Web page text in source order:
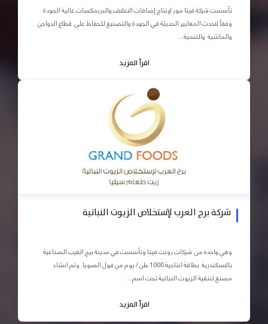
تأسست شركة فيتا مور لإنتاج إضافات الاعلاف والبريمكسات عالية الجودة
وفقاً لاحدث المعايير الحديثة في الجودة والتصنيع للحفاظ على قطاع الدواجن
والماشية والتنمية...
اقرأ المزيد
شركة برج العرب لإستخلاص الزيوت النباتية
وهي واحده من شركات رونت فيتا وتأسست في مدينة برج العرب الصناعية
بالاسكندرية بطاقة انتاجية 1000 طن / يوم من فول الصويا. وتم انشاء
مصنع لتنقية الزيوت النباتية تحت اسم...
اقرأ المزيد